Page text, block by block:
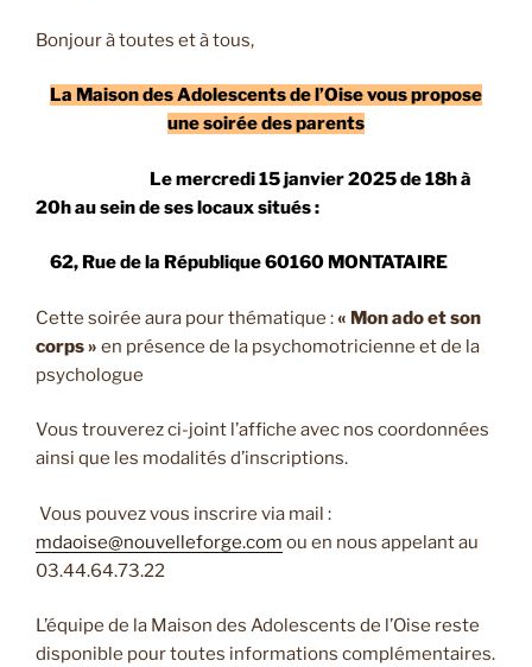
Bonjour à toutes et à tous,
La Maison des Adolescents de l’Oise vous propose
une soirée des parents
Le mercredi 15 janvier 2025 de 18h à
20h au sein de ses locaux situés :
62, Rue de la République 60160 MONTATAIRE
Cette soirée aura pour thématique :« Mon ado et son
corps » en présence de la psychomotricienne et de la
psychologue
Vous trouverez ci-joint l’affiche avec nos coordonnées
ainsi que les modalités d’inscriptions.
Vous pouvez vous inscrire via mail :
mdaoise@nouvelleforge.com ou en nous appelant au
03.44.64.73.22
L’équipe de la Maison des Adolescents de l’Oise reste
disponible pour toutes informations complémentaires.